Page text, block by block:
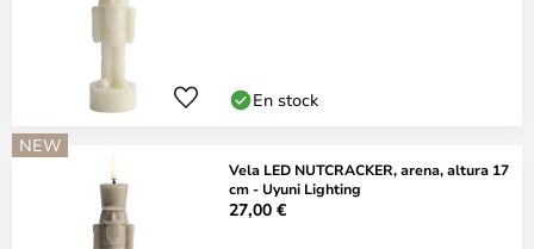
En stock
NEW
Vela LED NUTCRACKER, arena, altura 17
cm - Uyuni Lighting
27,00 €